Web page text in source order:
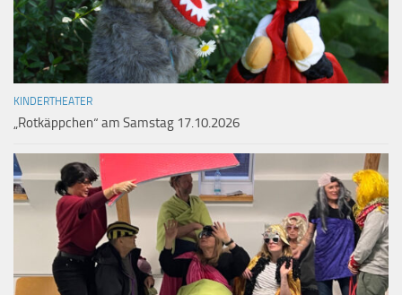
KINDERTHEATER
„Rotkäppchen“ am Samstag 17.10.2026